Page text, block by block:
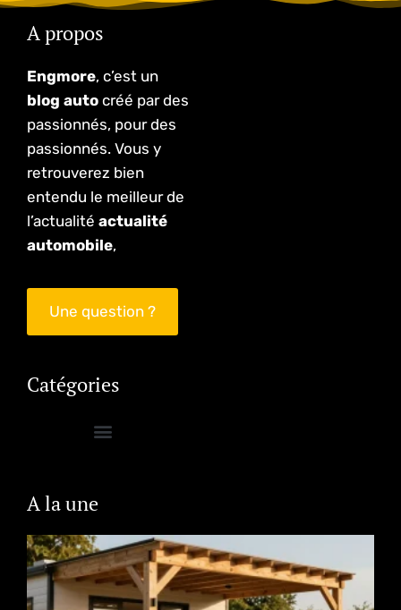
A propos
Engmore, c’est un
blog auto créé par des
passionnés, pour des
passionnés. Vous y
retrouverez bien
entendu le meilleur de
l’actualité actualité
automobile,
Une question ?
Catégories
A la une